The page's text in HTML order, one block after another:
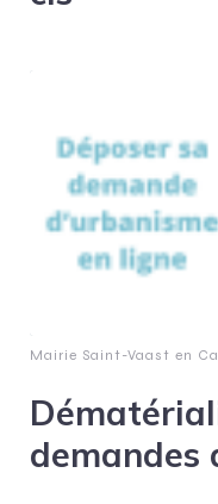
Mairie Saint-Vaast en
demandes